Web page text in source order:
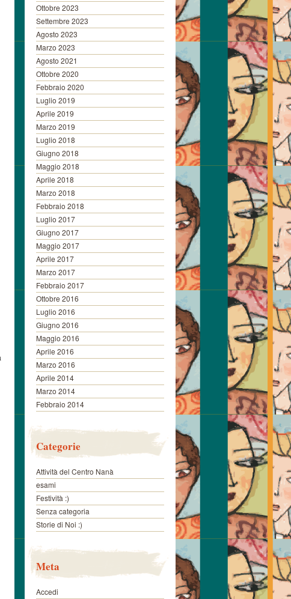
Ottobre 2023
Settembre 2023
Agosto 2023
Marzo 2023
Agosto 2021
Ottobre 2020
Febbraio 2020
Luglio 2019
Aprile 2019
Marzo 2019
Luglio 2018
Giugno 2018
Maggio 2018
Aprile 2018
Marzo 2018
Febbraio 2018
Luglio 2017
Giugno 2017
Maggio 2017
Aprile 2017
Marzo 2017
Febbraio 2017
Ottobre 2016
Luglio 2016
Giugno 2016
Maggio 2016
Aprile 2016
Marzo 2016
Aprile 2014
Marzo 2014
Febbraio 2014
Categorie
Attività del Centro Nanà
esami
Festività :)
Senza categoria
Storie di Noi :)
Meta
Accedi